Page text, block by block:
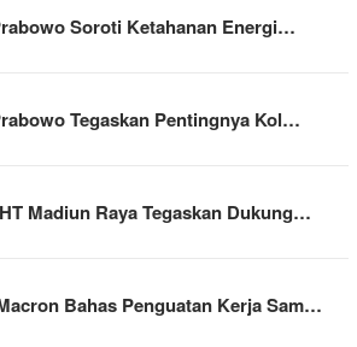
Soroti Ketahanan Energi…
Tegaskan Pentingnya Kol…
Madiun Raya Tegaskan Dukung…
Bahas Penguatan Kerja Sam…